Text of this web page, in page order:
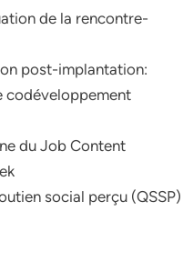
de la rencontre-
post-implantation:
codéveloppement
du Job Content
social perçu (QSSP)